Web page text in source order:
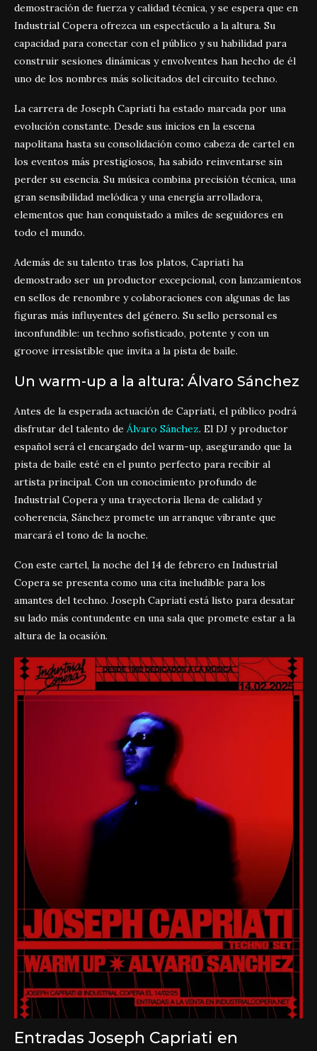
demostración de fuerza y calidad técnica, y se espera que en
Industrial Copera ofrezca un espectáculo a la altura. Su
capacidad para conectar con el público y su habilidad para
construir sesiones dinámicas y envolventes han hecho de él
uno de los nombres más solicitados del circuito techno.
La carrera de Joseph Capriati ha estado marcada por una
evolución constante. Desde sus inicios en la escena
napolitana hasta su consolidación como cabeza de cartel en
los eventos más prestigiosos, ha sabido reinventarse sin
perder su esencia. Su música combina precisión técnica, una
gran sensibilidad melódica y una energía arrolladora,
elementos que han conquistado a miles de seguidores en
todo el mundo.
Además de su talento tras los platos, Capriati ha
demostrado ser un productor excepcional, con lanzamientos
en sellos de renombre y colaboraciones con algunas de las
figuras más influyentes del género. Su sello personal es
inconfundible: un techno sofisticado, potente y con un
groove irresistible que invita a la pista de baile.
Un warm-up a la altura: Álvaro Sánchez
Antes de la esperada actuación de Capriati, el público podrá
disfrutar del talento de Álvaro Sánchez. El DJ y productor
español será el encargado del warm-up, asegurando que la
pista de baile esté en el punto perfecto para recibir al
artista principal. Con un conocimiento profundo de
Industrial Copera y una trayectoria llena de calidad y
coherencia, Sánchez promete un arranque vibrante que
marcará el tono de la noche.
Con este cartel, la noche del 14 de febrero en Industrial
Copera se presenta como una cita ineludible para los
amantes del techno. Joseph Capriati está listo para desatar
su lado más contundente en una sala que promete estar a la
altura de la ocasión.
Entradas Joseph Capriati en